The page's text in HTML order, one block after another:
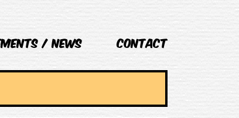
/ NEWS Contact